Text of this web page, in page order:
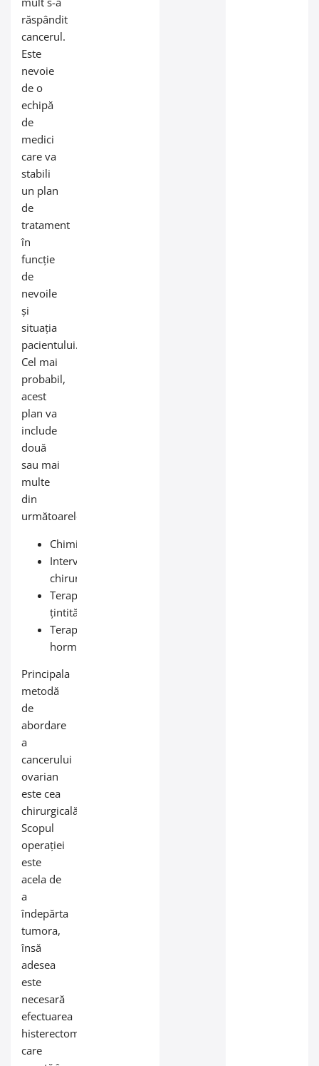
răspândit
cancerul.
Este
nevoie
de o
echipă
de
medici
care va
stabili
un plan
de
tratament
în
funcție
de
nevoile
și
situația
pacientului.
Cel mai
probabil,
acest
plan va
include
două
sau mai
multe
din
următoarele:
Chimioterapie
Intervenție
chirurgicală
Terapie
țintită
Terapie
hormonală
Principala
metodă
de
abordare
a
cancerului
ovarian
este cea
chirurgicală.
Scopul
operației
este
acela de
a
îndepărta
tumora,
însă
adesea
este
necesară
efectuarea
histerectomiei,
care